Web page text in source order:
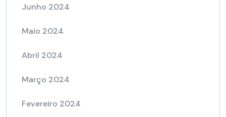
Junho 2024
Maio 2024
Abril 2024
Março 2024
Fevereiro 2024